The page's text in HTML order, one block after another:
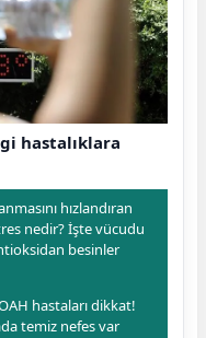
hastalıklara
hızlandıran
nedir? İşte vücudu
besinler
hastaları dikkat!
temiz nefes var